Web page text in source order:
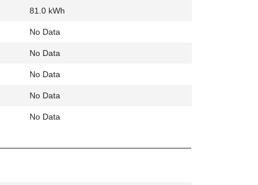
81.0 kWh
No Data
No Data
No Data
No Data
No Data